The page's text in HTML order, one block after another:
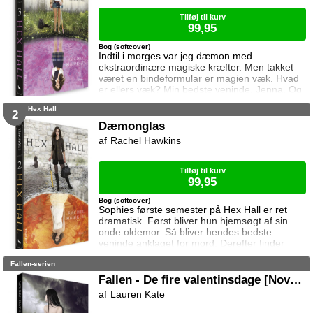
Indtil i morges var jeg dæmon med
ekstraordinære magiske kræfter. Men takket
været en bindeformular er magien væk. Hvad
er ellers væk? Min bedste veninde, Jenna. Og
min far. Og Archer, den fyr jeg er forelsket i.
stadig noget rod) Sophie er nu helt alene og
står over for nogle af sine værste fjender,
dæmonjægerne fra Brannick-familien!
Bog (softcover)
Tilføj til kurv
99,95
2 Hex Hall
Dæmonglas
Sophies første semester på Hex Hall er ret
dramatisk. Først bliver hun hjemsøgt af sin
onde oldemor. Så bliver hendes bedste
veninde anklaget for mord. Derefter finder
Sophie ud af at hun slet ikke er heks, men
hun er vild med, viser sig at være
dæmonjæger ... Sophie ønsker at komme af
med sine dæmoniske kræfter,og bliver sendt til
Bog (softcover)
Rachel Hawkins
Tilføj til kurv
99,95
Fallen-serien
Fallen - De fire valentinsdage [Noveller]
Lauren Kate